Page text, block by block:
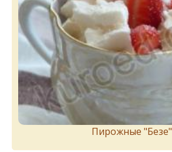
Пирожныe "Бeзe"